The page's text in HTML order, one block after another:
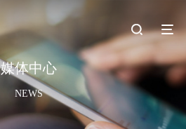
媒体中心
NEWS